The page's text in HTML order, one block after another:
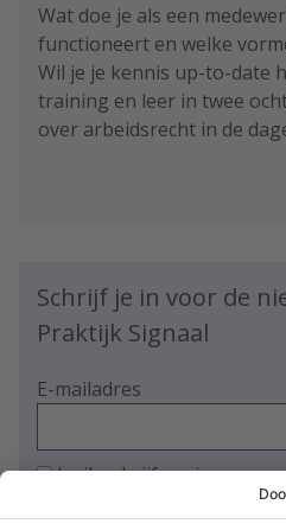
Wat doe je als een
functioneert en welke
Wil je je kennis up-to-date
training en leer in twee
over arbeidsrecht in de
Schrijf je in voor de
Praktijk Signaal
E-mailadres
Ja, ik schrijf me in